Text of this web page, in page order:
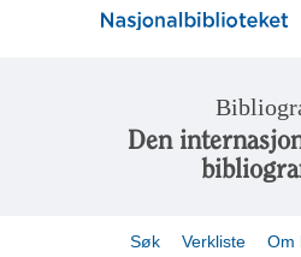
Den
Søk Verkliste Om